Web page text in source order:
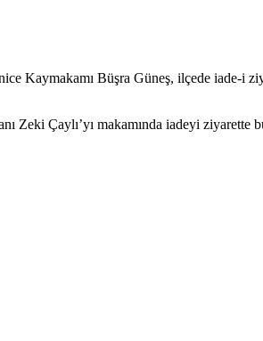
Kaymakamı Büşra Güneş, ilçede iade-i
Zeki Çaylı’yı makamında iadeyi ziyarette